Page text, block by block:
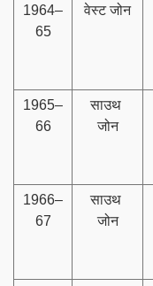
1964–
65
वेस्ट जोन
1965–
66
साउथ
जोन
1966–
67
साउथ
जोन